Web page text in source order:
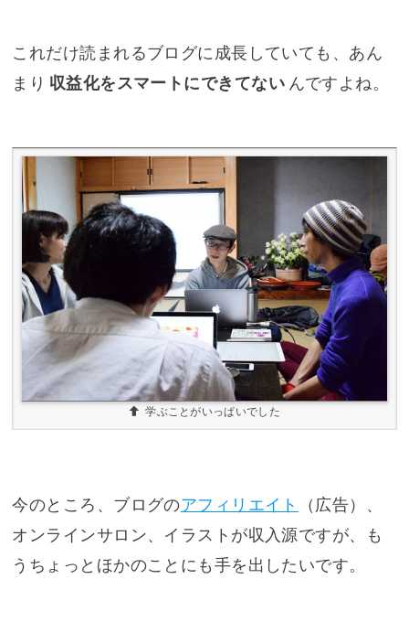
これだけ読まれるブログに成長していても、あん
まり 収益化をスマートにできてない んですよね。
学ぶことがいっぱいでした
今のところ、ブログのアフィリエイト
（広告）、
オンラインサロン、イラストが収入源ですが、も
うちょっとほかのことにも手を出したいです。